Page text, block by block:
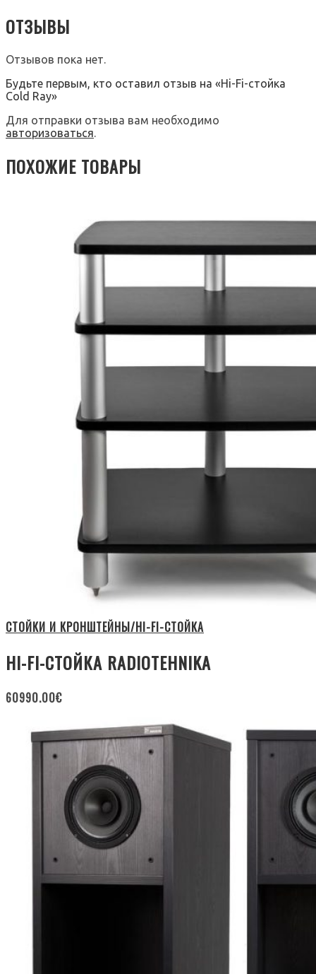
ОТЗЫВЫ
Отзывов пока нет.
Будьте первым, кто оставил отзыв на «Hi-Fi-стойка
Cold Ray»
Для отправки отзыва вам необходимо
авторизоваться.
ПОХОЖИЕ ТОВАРЫ
СТОЙКИ И КРОНШТЕЙНЫ/HI-FI-СТОЙКА
HI-FI-СТОЙКА RADIOTEHNIKA
60990.00€